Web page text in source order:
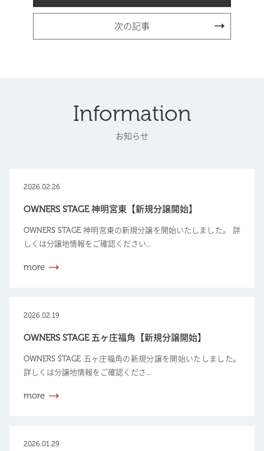
次の記事
Information
お知らせ
2026.02.26
OWNERS STAGE 神明宮東【新規分譲開始】
OWNERS STAGE 神明宮東の新規分譲を開始いたしました。 詳
しくは分譲地情報をご確認ください...
more
2026.02.19
OWNERS STAGE 五ヶ庄福角【新規分譲開始】
OWNERS STAGE 五ヶ庄福角の新規分譲を開始いたしました。
詳しくは分譲地情報をご確認くださ...
more
2026.01.29